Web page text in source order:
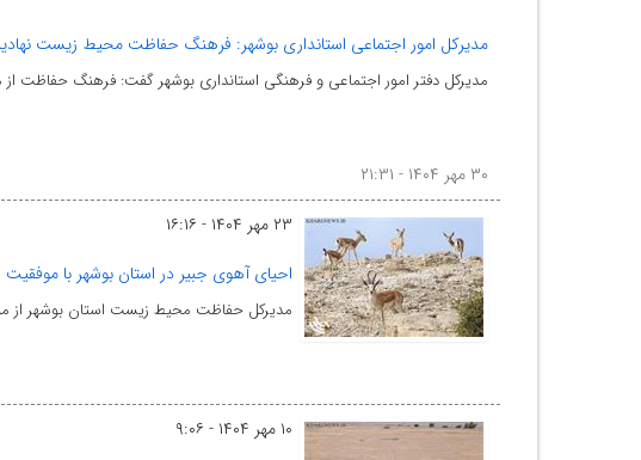
مدیرکل امور اجتماعی استانداری بوشهر: فرهنگ حفاظت محیط زیست
مدیرکل دفتر امور اجتماعی و فرهنگی استانداری بوشهر گفت: فرهنگ حفاظت
۳۰ مهر ۱۴۰۴ - ۲۱:۳۱
۲۳ مهر ۱۴۰۴ - ۱۶:۱۶
احیای آهوی جبیر در استان بوشهر با
مدیرکل حفاظت محیط زیست استان بوشهر از
۱۰ مهر ۱۴۰۴ - ۹:۰۶